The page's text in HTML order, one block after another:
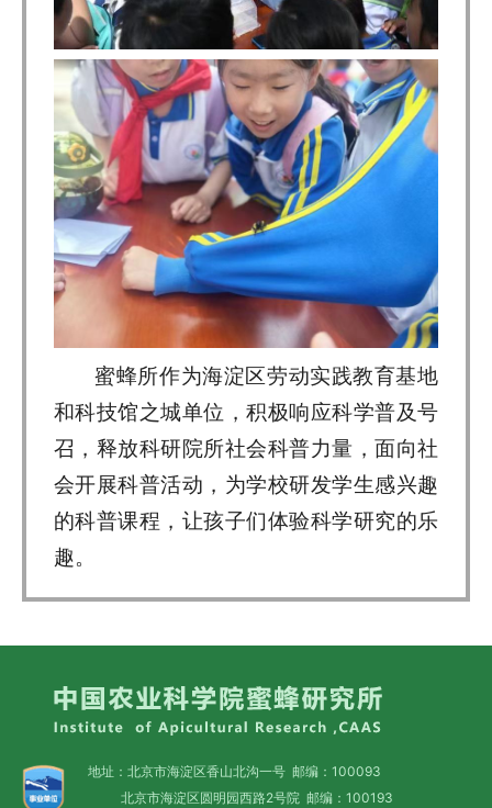
蜜蜂所作为海淀区劳动实践教育基地
和科技馆之城单位，积极响应科学普及号
召，释放科研院所社会科普力量，面向社
会开展科普活动，为学校研发学生感兴趣
的科普课程，让孩子们体验科学研究的乐
趣。
地址：北京市海淀区香山北沟一号 邮编：100093
北京市海淀区圆明园西路2号院 邮编：100193